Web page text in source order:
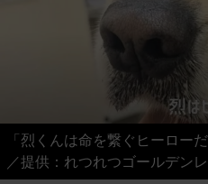
「烈くんは命を繋ぐヒーロー
／提供：れつれつゴールデン